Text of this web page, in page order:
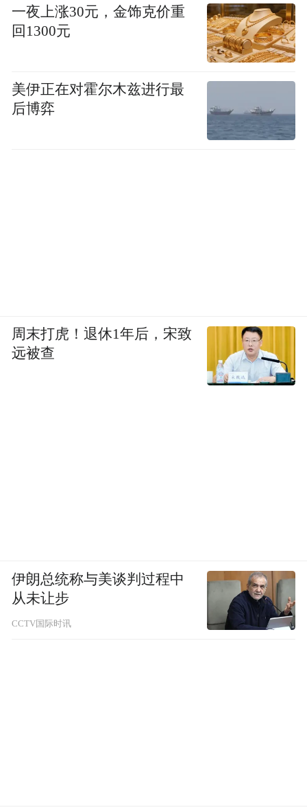
一夜上涨30元，金饰克价重
回1300元
美伊正在对霍尔木兹进行最
后博弈
周末打虎！退休1年后，宋致
远被查
伊朗总统称与美谈判过程中
从未让步
CCTV国际时讯